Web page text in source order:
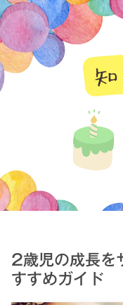
2歳児の成長を
すすめガイド